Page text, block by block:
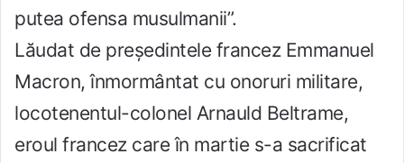
putea ofensa musulmanii”.
Lăudat de președintele francez Emmanuel
Macron, înmormântat cu onoruri militare,
locotenentul-colonel Arnauld Beltrame,
eroul francez care în martie s-a sacrificat